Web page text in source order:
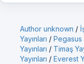
Author unknown /
Yayınları / Pegasus
Yayınları / Timaş
Yayınları / Everest